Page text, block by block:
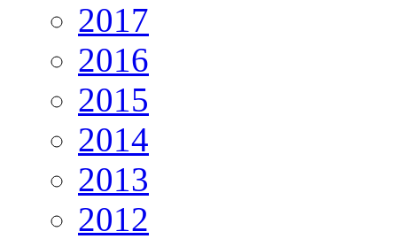
2017
2016
2015
2014
2013
2012